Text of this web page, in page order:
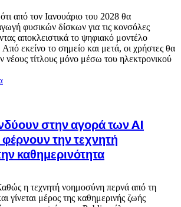
από τον Ιανουάριο του 2028 θα
φυσικών δίσκων για τις κονσόλες
αποκλειστικά το ψηφιακό μοντέλο
Από εκείνο το σημείο και μετά, οι χρήστες θα
νέους τίτλους μόνο μέσω του ηλεκτρονικού
στην αγορά των AI
την τεχνητή
καθημερινότητα
η τεχνητή νοημοσύνη περνά από τη
γίνεται μέρος της καθημερινής ζωής